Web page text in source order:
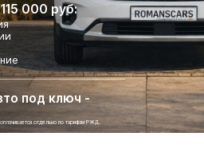
000 руб:
под ключ -
отдельно по тарифам РЖД.